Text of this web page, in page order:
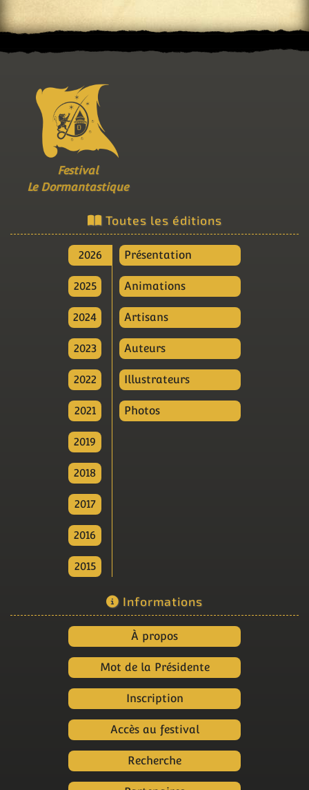
Festival
Le Dormantastique
Toutes les éditions
2026
2025
2024
2023
2022
2021
2019
2018
2017
2016
2015
Présentation
Animations
Artisans
Auteurs
Illustrateurs
Photos
Informations
À propos
Mot de la Présidente
Inscription
Accès au festival
Recherche